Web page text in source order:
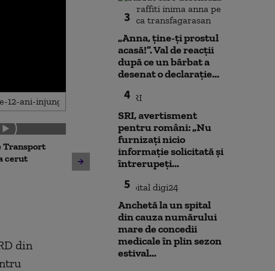
Transport
cerut
Avertisment de la Bruxelles
după scandalul centralelor
pe cărbune: „Blocarea
angajamentelor din PNRR
poate avea consecințe
financiare”
Noua lege a
deschide
din
3
„Anna, ţine-ţi prostul
acasă!”. Val de reacții
după ce un bărbat a
desenat o declarație...
4
SRI, avertisment
pentru români: „Nu
furnizați nicio
informație solicitată și
întrerupeți...
5
Anchetă la un spital
din cauza numărului
mare de concedii
medicale în plin sezon
estival...